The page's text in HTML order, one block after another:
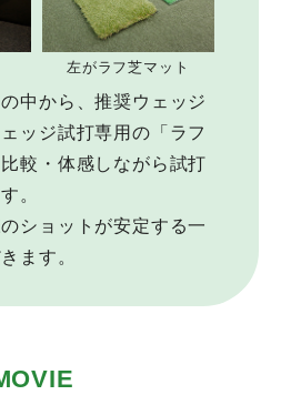
左がラフ芝マット
中から、推奨ウェッジ
ッジ試打専用の「ラフ
較・体感しながら試打
。
ショットが安定する一
ます。